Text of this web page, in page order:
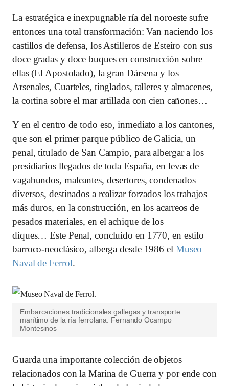
La estratégica e inexpugnable ría del noroeste sufre
entonces una total transformación: Van naciendo los
castillos de defensa, los Astilleros de Esteiro con sus
doce gradas y doce buques en construcción sobre
ellas (El Apostolado), la gran Dársena y los
Arsenales, Cuarteles, tinglados, talleres y almacenes,
la cortina sobre el mar artillada con cien cañones…
Y en el centro de todo eso, inmediato a los cantones,
que son el primer parque público de Galicia, un
penal, titulado de San Campio, para albergar a los
presidiarios llegados de toda España, en levas de
vagabundos, maleantes, desertores, condenados
diversos, destinados a realizar forzados los trabajos
más duros, en la construcción, en los acarreos de
pesados materiales, en el achique de los
diques… Este Penal, concluido en 1770, en estilo
barroco-neoclásico, alberga desde 1986 el Museo
Naval de Ferrol.
Embarcaciones tradicionales gallegas y transporte
marítimo de la ría ferrolana.
Fernando Ocampo
Montesinos
Guarda una importante colección de objetos
relacionados con la Marina de Guerra y por ende con